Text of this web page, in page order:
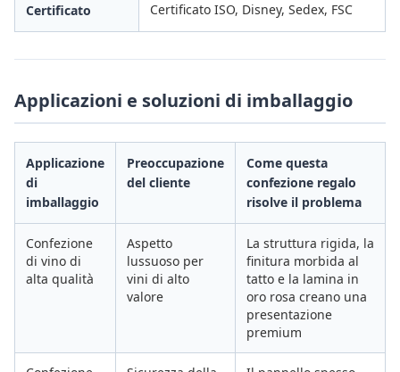
Certificato Certificato ISO, Disney, Sedex, FSC
Applicazioni e soluzioni di imballaggio
Applicazione
di
imballaggio
Preoccupazione
del cliente
Come questa
confezione regalo
risolve il problema
Confezione
di vino di
alta qualità
Aspetto
lussuoso per
vini di alto
valore
La struttura rigida, la
finitura morbida al
tatto e la lamina in
oro rosa creano una
presentazione
premium